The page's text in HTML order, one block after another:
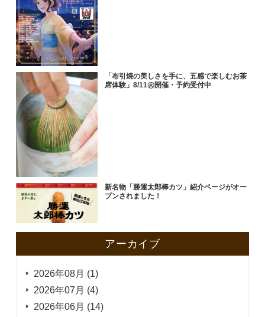
「布引焼の美しさを手に、五感で楽しむお茶
席体験」8/11㊋開催・予約受付中
新名物「勝運太郎棒カツ」紹介ページがオー
プンされました！
アーカイブ
2026年08月 (1)
2026年07月 (4)
2026年06月 (14)